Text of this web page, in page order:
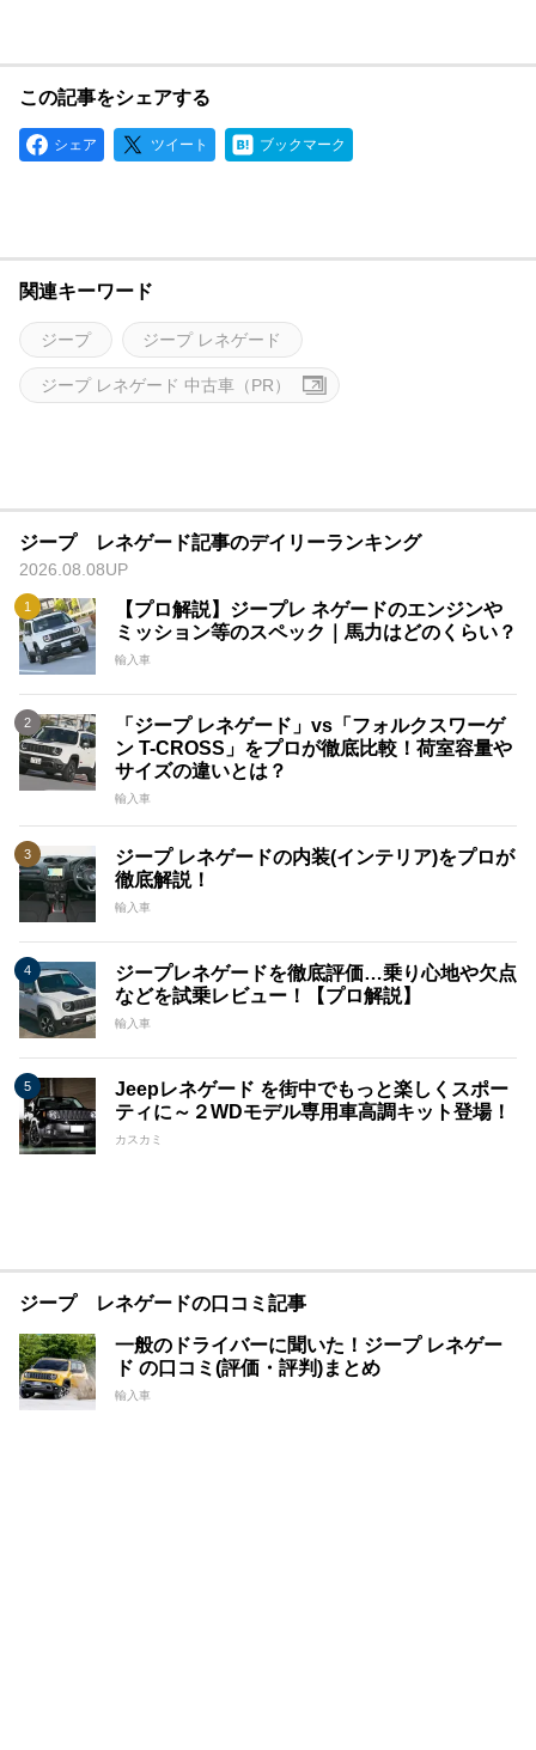
この記事をシェアする
シェア ツイート ブックマーク
関連キーワード
ジープ ジープ レネゲード
ジープ レネゲード 中古車（PR）
ジープ レネゲード記事のデイリーランキング
2026.08.08UP
【プロ解説】ジープレ ネゲードのエンジンや
ミッション等のスペック｜馬力はどのくらい？
輸入車
「ジープ レネゲード」vs「フォルクスワーゲ
ン T-CROSS」をプロが徹底比較！荷室容量や
サイズの違いとは？
輸入車
ジープ レネゲードの内装(インテリア)をプロが
徹底解説！
輸入車
ジープレネゲードを徹底評価…乗り心地や欠点
などを試乗レビュー！【プロ解説】
輸入車
Jeepレネゲード を街中でもっと楽しくスポー
ティに～２WDモデル専用車高調キット登場！
カスカミ
ジープ レネゲードの口コミ記事
一般のドライバーに聞いた！ジープ レネゲー
ド の口コミ(評価・評判)まとめ
輸入車